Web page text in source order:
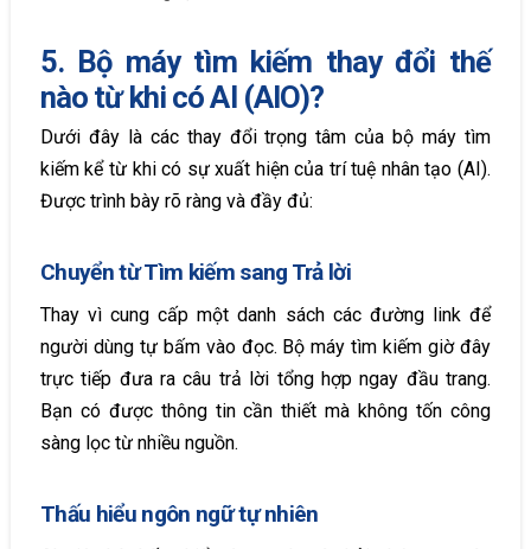
5. Bộ máy tìm kiếm thay đổi thế
nào từ khi có AI (AIO)?
Dưới đây là các thay đổi trọng tâm của bộ máy tìm
kiếm kể từ khi có sự xuất hiện của trí tuệ nhân tạo (AI).
Được trình bày rõ ràng và đầy đủ:
Chuyển từ Tìm kiếm sang Trả lời
Thay vì cung cấp một danh sách các đường link để
người dùng tự bấm vào đọc. Bộ máy tìm kiếm giờ đây
trực tiếp đưa ra câu trả lời tổng hợp ngay đầu trang.
Bạn có được thông tin cần thiết mà không tốn công
sàng lọc từ nhiều nguồn.
Thấu hiểu ngôn ngữ tự nhiên